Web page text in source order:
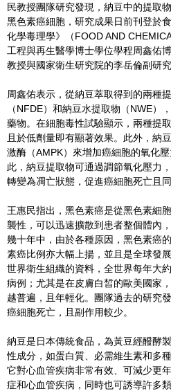
民教授團隊研究發現，納豆中的提取
黑色素癌細胞，研究成果日前刊登於
化學毒理學》（FOOD AND
工程與再生醫學博士學位學程周鑫佑
教授與國家衛生研究院的李岳倫副研究
周鑫佑表示，從納豆萃取得到的兩種
（NFDE）和納豆水提取物（NWE）
藥物。在細胞毒性試驗顯示，兩種提
且於低劑量即有顯著效果。此外，納
激酶（AMPK）來增加癌細胞的氧化
此，納豆提取物可通過調節氧化壓力
轉變為凋亡狀態，促進癌細胞死亡且
王惠民指出，黑色素癌是從黑色素細
襲性，可以迅速擴散到患者整個體內
幾十年中，由於各種原因，黑色素癌
素癌比例亦大幅上揚，並且是全球發
世界衛生組織的資料，全世界每年大
病例；尤其是在皮膚白皙的歐美國家
越普遍，且年輕化。團隊過去的研究
癌細胞死亡，且副作用較少。
納豆是日本傳統食品，為黃豆經醱酵
性成分，如蛋白質、必需維生素和多
它對心血管疾病非常有效、可減少更
症和心血管疾病，同時也可誘導許多